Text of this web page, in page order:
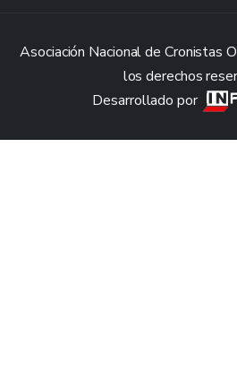
Asociación Nacional de Cronistas
los derechos
Desarrollado por